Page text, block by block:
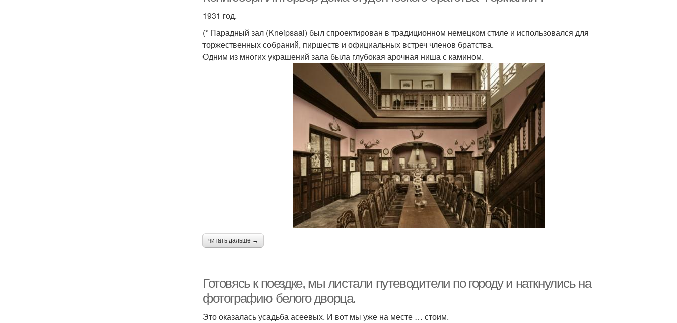
1931 год.
(* Парадный зал (Kneipsaal) был спроектирован в традиционном немецком стиле и использовался для
торжественных собраний, пиршеств и официальных встреч членов братства.
Одним из многих украшений зала была глубокая арочная ниша с камином.
читать дальше →
Готовясь к поездке, мы листали путеводители по городу и наткнулись на
фотографию белого дворца.
Это оказалась усадьба асеевых. И вот мы уже на месте … стоим.